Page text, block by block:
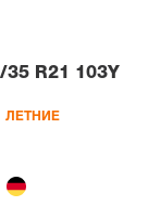
35 R21 103Y
ЛЕТНИЕ